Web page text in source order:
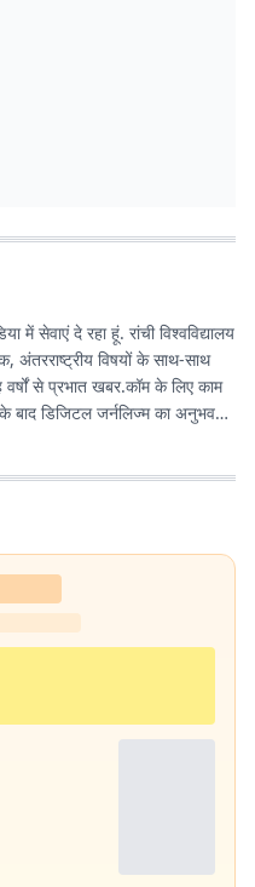
में सेवाएं दे रहा हूं. रांची विश्वविद्यालय
अंतरराष्ट्रीय विषयों के साथ-साथ
बाद डिजिटल जर्नलिज्म का अनुभव